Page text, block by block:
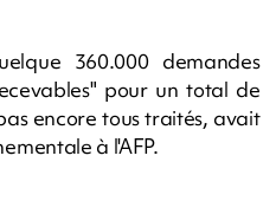
360.000 demandes
pour un total de
encore tous traités, avait
à l'AFP.